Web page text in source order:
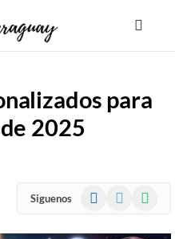
para
2025
Siguenos Facebook